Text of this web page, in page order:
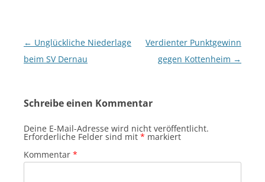
Beitragsnavigation
← Unglückliche Niederlage
beim SV Dernau
Verdienter Punktgewinn
gegen Kottenheim →
Schreibe einen Kommentar
Deine E-Mail-Adresse wird nicht veröffentlicht.
Erforderliche Felder sind mit * markiert
Kommentar *